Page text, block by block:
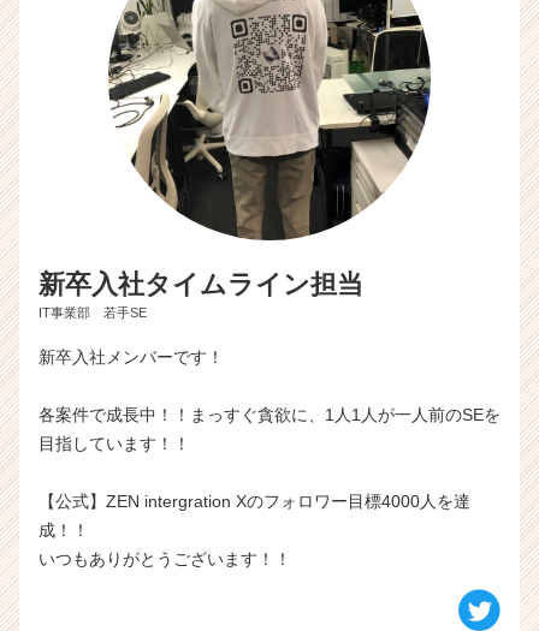
新卒入社タイムライン担当
IT事業部 若手SE
新卒入社メンバーです！
各案件で成長中！！まっすぐ貪欲に、1人1人が一人前のSEを
目指しています！！
【公式】ZEN intergration Xのフォロワー目標4000人を達
成！！
いつもありがとうございます！！